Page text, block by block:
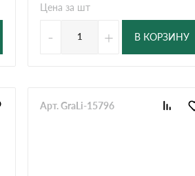
Цена за шт
- + В КОРЗИНУ
Арт. GraLi-15796